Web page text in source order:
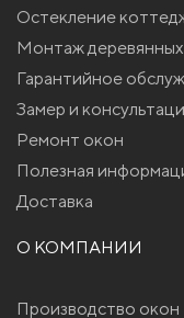
Остекление
Монтаж
Гарантийное
Замер и
Ремонт окон
Полезная
Доставка
О КОМПАНИИ
Производство окон